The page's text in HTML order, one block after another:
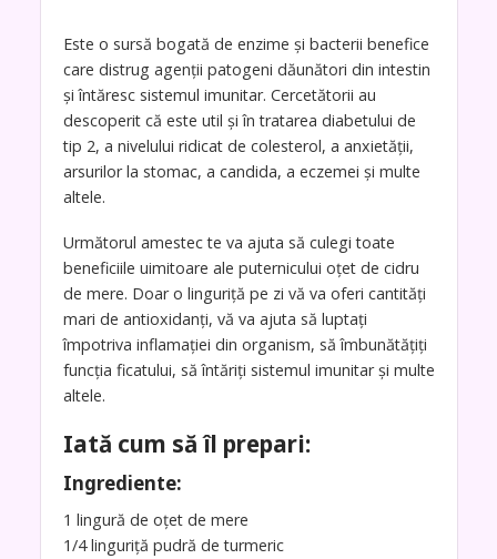
Este o sursă bogată de enzime și bacterii benefice
care distrug agenții patogeni dăunători din intestin
și întăresc sistemul imunitar. Cercetătorii au
descoperit că este util și în tratarea diabetului de
tip 2, a nivelului ridicat de colesterol, a anxietății,
arsurilor la stomac, a candida, a eczemei ​​și multe
altele.
Următorul amestec te va ajuta să culegi toate
beneficiile uimitoare ale puternicului oțet de cidru
de mere. Doar o linguriță pe zi vă va oferi cantități
mari de antioxidanți, vă va ajuta să luptați
împotriva inflamației din organism, să îmbunătățiți
funcția ficatului, să întăriți sistemul imunitar și multe
altele.
Iată cum să îl prepari:
Ingrediente:
1 lingură de oțet de mere
1/4 linguriță pudră de turmeric